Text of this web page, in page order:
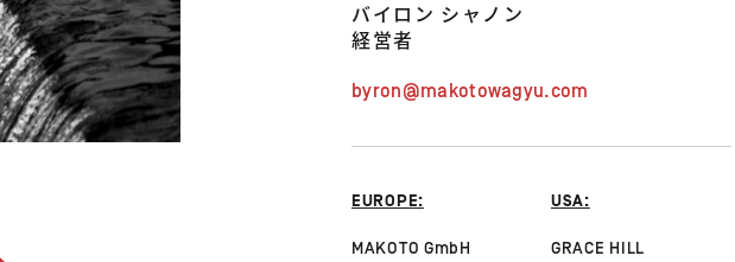
バイロン シャノン
経営者
byron@makotowagyu.com
EUROPE:
MAKOTO GmbH
USA:
GRACE HILL